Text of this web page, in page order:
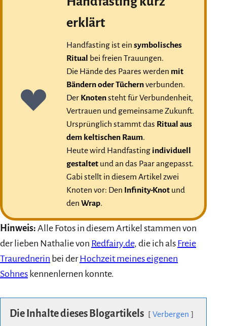
erklärt
Handfasting ist ein symbolisches
Ritual bei freien Trauungen.
Die Hände des Paares werden mit
Bändern oder Tüchernverbunden.
Der Knotensteht für Verbundenheit,
Vertrauen und gemeinsame Zukunft.
Ursprünglich stammt das Ritual aus
dem keltischen Raum.
Heute wird Handfasting individuell
gestaltet und an das Paar angepasst.
Gabi stellt in diesem Artikel zwei
Knoten vor: Den Infinity-Knot und
den Wrap.
Hinweis: Alle Fotos in diesem Artikel stammen von
der lieben Nathalie von Redfairy.de, die ich als Freie
Traurednerin bei derHochzeit meines eigenen
Sohnes kennenlernen konnte.
Die Inhalte dieses Blogartikels
Verbergen